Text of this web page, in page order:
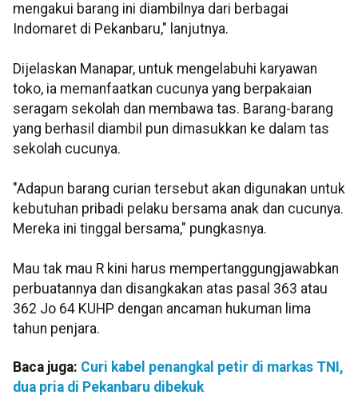
mengakui barang ini diambilnya dari berbagai
Indomaret di Pekanbaru," lanjutnya.
Dijelaskan Manapar, untuk mengelabuhi karyawan
toko, ia memanfaatkan cucunya yang berpakaian
seragam sekolah dan membawa tas. Barang-barang
yang berhasil diambil pun dimasukkan ke dalam tas
sekolah cucunya.
"Adapun barang curian tersebut akan digunakan untuk
kebutuhan pribadi pelaku bersama anak dan cucunya.
Mereka ini tinggal bersama," pungkasnya.
Mau tak mau R kini harus mempertanggungjawabkan
perbuatannya dan disangkakan atas pasal 363 atau
362 Jo 64 KUHP dengan ancaman hukuman lima
tahun penjara.
Baca juga: Curi kabel penangkal petir di markas TNI,
dua pria di Pekanbaru dibekuk